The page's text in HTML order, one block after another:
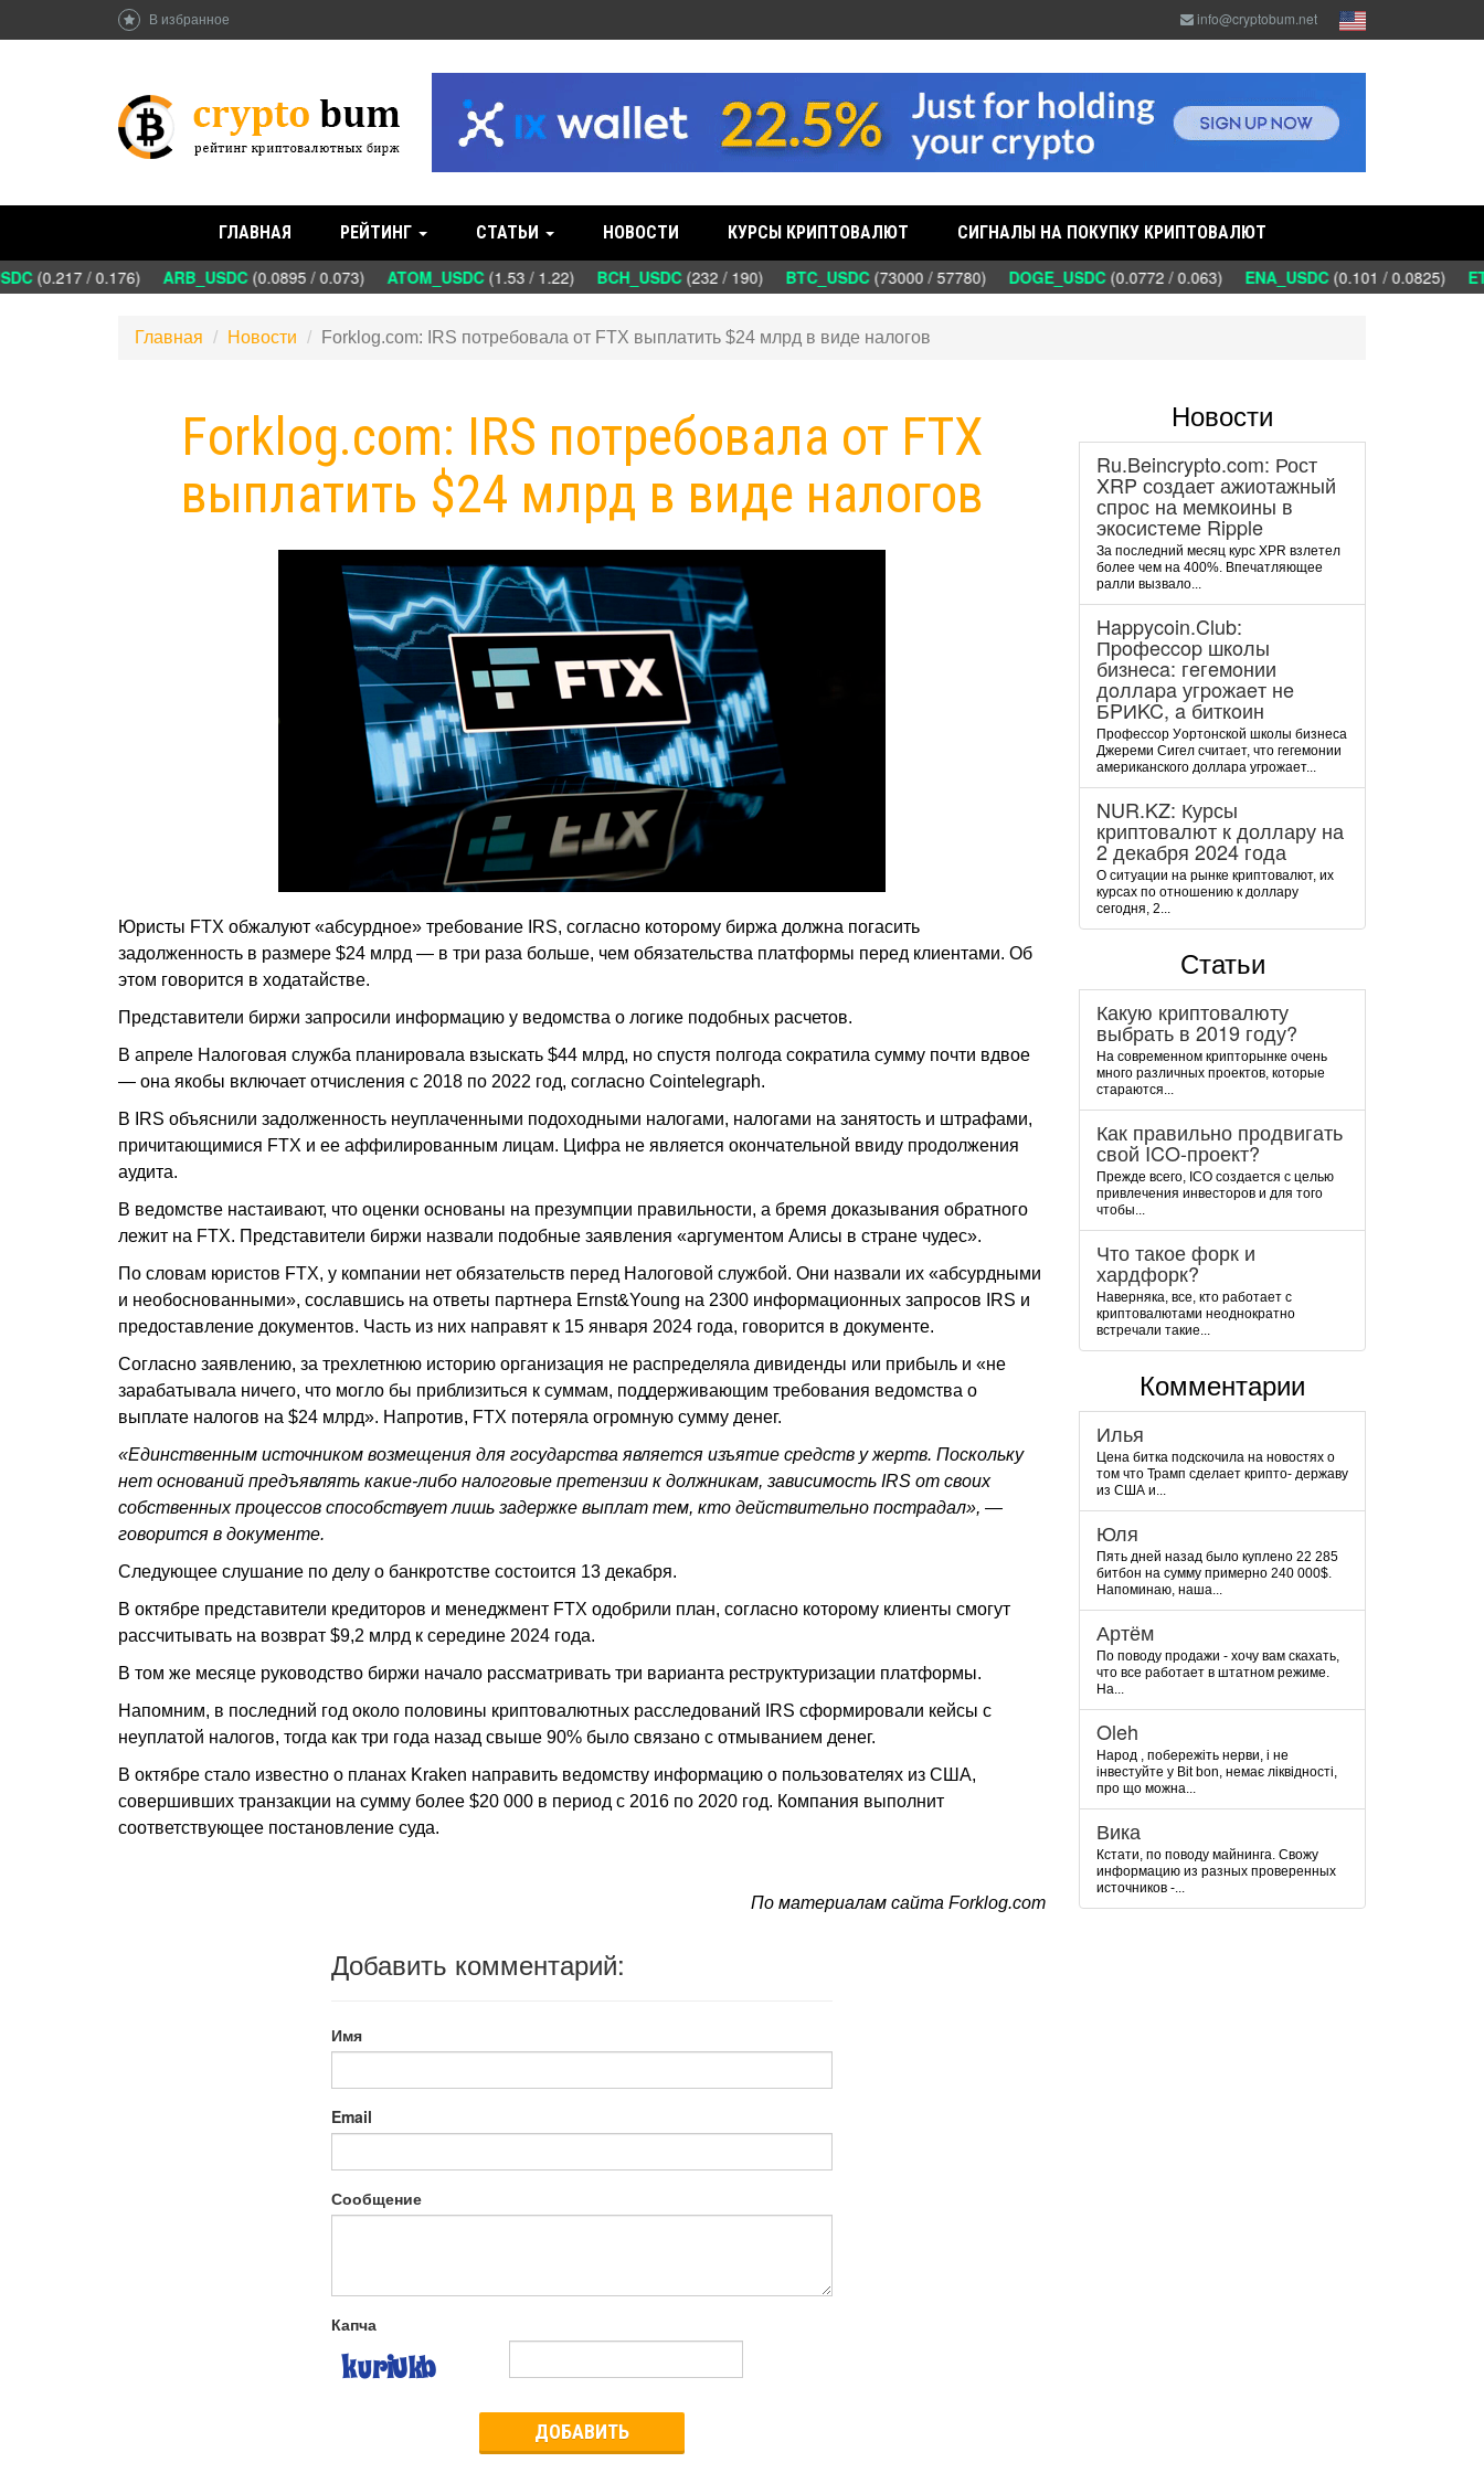
В избранное info@cryptobum.net
ГЛАВНАЯ РЕЙТИНГ СТАТЬИ НОВОСТИ КУРСЫ КРИПТОВАЛЮТ СИГНАЛЫ НА ПОКУПКУ КРИПТОВАЛЮТ
(0.217 / 0.176) ARB_USDC(0.0895 / 0.073) ATOM_USDC(1.53 / 1.22) BCH_USDC(232 / 190) BTC_USDC(73000 / 57780) DOGE_USDC(0.0772 / 0.063) ENA_USDC(0.101 / 0.0825)
Главная Новости Forklog.com: IRS потребовала от FTX выплатить $24 млрд в виде налогов
Forklog.com: IRS потребовала от FTX
выплатить $24 млрд в виде налогов
Юристы FTX обжалуют «абсурдное» требование IRS, согласно которому биржа должна погасить
задолженность в размере $24 млрд — в три раза больше, чем обязательства платформы перед клиентами. Об
этом говорится в ходатайстве.
Представители биржи запросили информацию у ведомства о логике подобных расчетов.
В апреле Налоговая служба планировала взыскать $44 млрд, но спустя полгода сократила сумму почти вдвое
— она якобы включает отчисления с 2018 по 2022 год, согласно Cointelegraph.
В IRS объяснили задолженность неуплаченными подоходными налогами, налогами на занятость и штрафами,
причитающимися FTX и ее аффилированным лицам. Цифра не является окончательной ввиду продолжения
аудита.
В ведомстве настаивают, что оценки основаны на презумпции правильности, а бремя доказывания обратного
лежит на FTX. Представители биржи назвали подобные заявления «аргументом Алисы в стране чудес».
По словам юристов FTX, у компании нет обязательств перед Налоговой службой. Они назвали их «абсурдными
и необоснованными», сославшись на ответы партнера Ernst&Young на 2300 информационных запросов IRS и
предоставление документов. Часть из них направят к 15 января 2024 года, говорится в документе.
Согласно заявлению, за трехлетнюю историю организация не распределяла дивиденды или прибыль и «не
зарабатывала ничего, что могло бы приблизиться к суммам, поддерживающим требования ведомства о
выплате налогов на $24 млрд». Напротив, FTX потеряла огромную сумму денег.
«Единственным источником возмещения для государства является изъятие средств у жертв. Поскольку
нет оснований предъявлять какие-либо налоговые претензии к должникам, зависимость IRS от своих
собственных процессов способствует лишь задержке выплат тем, кто действительно пострадал», —
говорится в документе.
Следующее слушание по делу о банкротстве состоится 13 декабря.
В октябре представители кредиторов и менеджмент FTX одобрили план, согласно которому клиенты смогут
рассчитывать на возврат $9,2 млрд к середине 2024 года.
В том же месяце руководство биржи начало рассматривать три варианта реструктуризации платформы.
Напомним, в последний год около половины криптовалютных расследований IRS сформировали кейсы с
неуплатой налогов, тогда как три года назад свыше 90% было связано с отмыванием денег.
В октябре стало известно о планах Kraken направить ведомству информацию о пользователях из США,
совершивших транзакции на сумму более $20 000 в период с 2016 по 2020 год. Компания выполнит
соответствующее постановление суда.
По материалам сайта Forklog.com
Добавить комментарий:
Имя
Email
Сообщение
Капча
ДОБАВИТЬ
Новости
Ru.Beincrypto.com: Рост
XRP создает ажиотажный
спрос на мемкоины в
экосистеме Ripple
За последний месяц курс XPR взлетел
более чем на 400%. Впечатляющее
ралли вызвало...
Happycoin.Club:
Пpoфeccop шкoлы
бизнeca: гeгeмoнии
дoллapa угpoжaeт нe
БPИKC, a биткoин
Пpoфeccop Уopтoнcкoй шкoлы бизнeca
Джepeми Cигeл cчитaeт, чтo гeгeмoнии
aмepикaнcкoгo дoллapa угpoжaeт...
NUR.KZ: Курсы
криптовалют к доллару на
2 декабря 2024 года
О ситуации на рынке криптовалют, их
курсах по отношению к доллару
сегодня, 2...
Статьи
Какую криптовалюту
выбрать в 2019 году?
На современном крипторынке очень
много различных проектов, которые
стараются...
Как правильно продвигать
свой ICO-проект?
Прежде всего, ICO создается с целью
привлечения инвесторов и для того
чтобы...
Что такое форк и
хардфорк?
Наверняка, все, кто работает с
криптовалютами неоднократно
встречали такие...
Комментарии
Илья
Цена битка подскочила на новостях о
том что Трамп сделает крипто- державу
из США и...
Юля
Пять дней назад было куплено 22 285
битбон на сумму примерно 240 000$.
Напоминаю, наша...
Артём
По поводу продажи - хочу вам скахать,
что все работает в штатном режиме.
На...
Oleh
Народ , побережіть нерви, і не
інвестуйте у Bit bon, немає ліквідності,
про що можна...
Вика
Кстати, по поводу майнинга. Свожу
информацию из разных проверенных
источников -...